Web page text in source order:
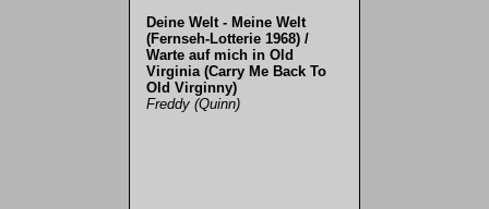
Deine Welt - Meine Welt
(Fernseh-Lotterie 1968) /
Warte auf mich in Old
Virginia (Carry Me Back To
Old Virginny)
Freddy (Quinn)